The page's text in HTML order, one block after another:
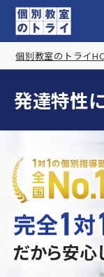
個別教室のトライ
発達特性